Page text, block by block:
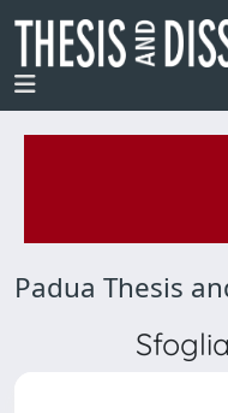
Padua Thesis